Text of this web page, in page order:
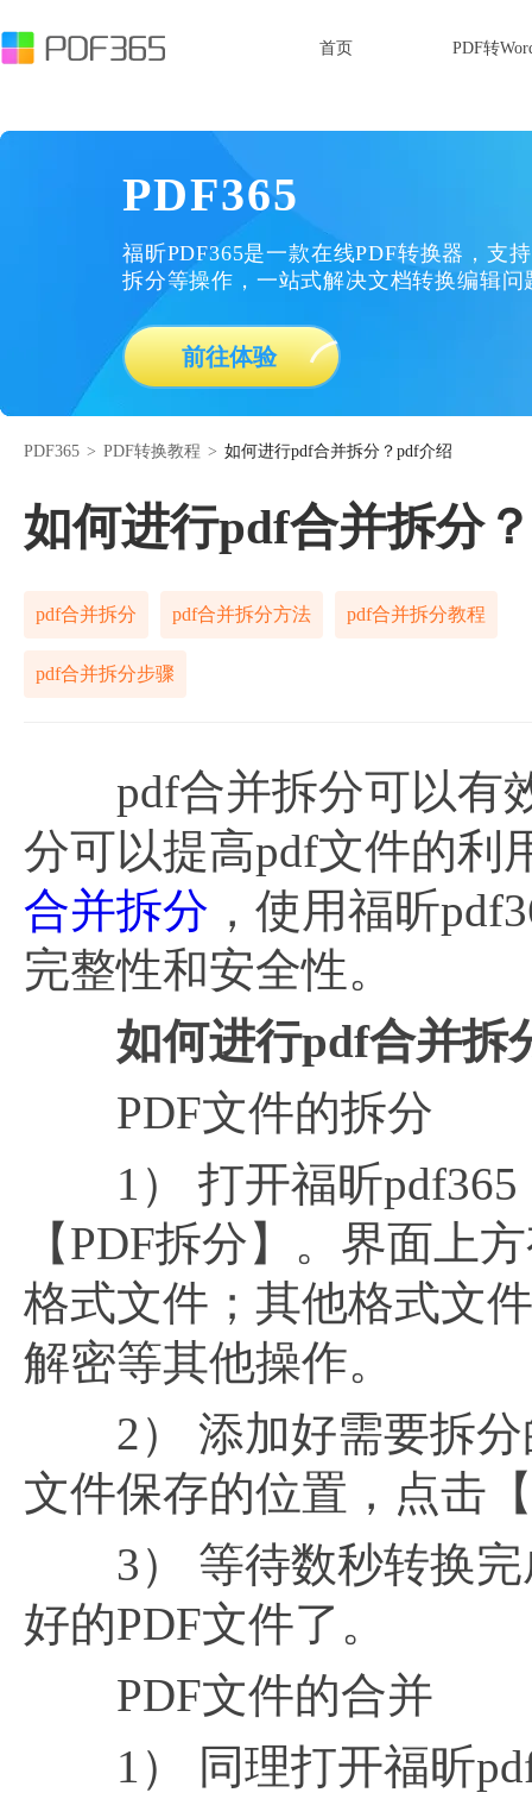
首页 PDF转
PDF365
福昕PDF365是一款在线PDF转换器，支
拆分等操作，一站式解决文档转换编辑问
前往体验
PDF365 > PDF转换教程 > 如何进行pdf合并拆分？pdf介绍
如何进行pdf合并拆分
pdf合并拆分 pdf合并拆分方法 pdf合并拆分教程
pdf合并拆分步骤
pdf合并拆分可以有效
分可以提高pdf文件的利
合并拆分 ，使用福昕
完整性和安全性。
如何进行pdf合并拆
PDF文件的拆分
1） 打开福昕pdf365
【PDF拆分】。界面上
格式文件；其他格式文
解密等其他操作。
2） 添加好需要拆分
文件保存的位置，点击
3） 等待数秒转换完
好的PDF文件了。
PDF文件的合并
1） 同理打开福昕